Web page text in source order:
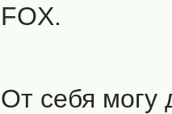
FOX.
От себя могу